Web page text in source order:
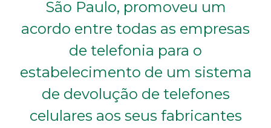
São Paulo, promoveu um
acordo entre todas as empresas
de telefonia para o
estabelecimento de um sistema
de devolução de telefones
celulares aos seus fabricantes